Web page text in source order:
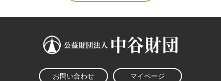
お問い合わせ マイページ